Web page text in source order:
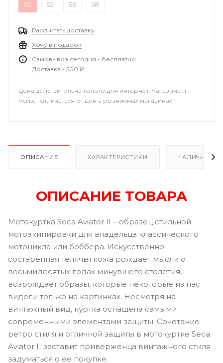
50 52 56 58
Рассчитать доставку
Хочу в подарок
Самовывоз сегодня - бесплатно
Доставка - 500 ₽
Цена действительна только для интернет-магазина и
может отличаться от цен в розничных магазинах
ОПИСАНИЕ ХАРАКТЕРИСТИКИ НАЛИЧИЕ В
ОПИСАНИЕ ТОВАРА
Мотокуртка Seca Aviator II – образец стильной
мотоэкипировки для владельца классического
мотоцикла или боббера. Искусственно
состаренная телячья кожа рождает мысли о
восьмидесятых годах минувшего столетия,
возрождает образы, которые некоторые из нас
видели только на картинках. Несмотря на
винтажный вид, куртка оснащена самыми
современными элементами защиты. Сочетание
ретро стиля и отличной защиты в мотокуртке Seca
Aviator II заставит приверженца винтажного стиля
задуматься о ее покупке.